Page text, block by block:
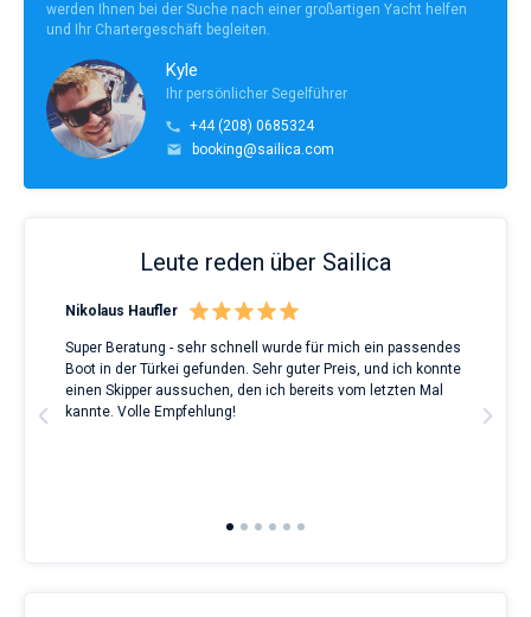
werden Ihnen bei der Suche nach einer großartigen Yacht helfen
und Ihr Chartergeschäft begleiten.
Kyle
Ihr persönlicher Segelführer
+44 (208) 0685324
booking@sailica.com
Leute reden über Sailica
Nikolaus Haufler
Super Beratung - sehr schnell wurde für mich ein passendes
Boot in der Türkei gefunden. Sehr guter Preis, und ich konnte
einen Skipper aussuchen, den ich bereits vom letzten Mal
kannte. Volle Empfehlung!